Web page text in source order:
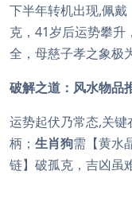
下半年转机出现,佩
克，41岁后运势攀升
全，母慈子孝之象极
破解之道：风水物品
运势起伏乃常态,关键
柄； 生肖狗需【黄水
链】破孤克，吉凶虽